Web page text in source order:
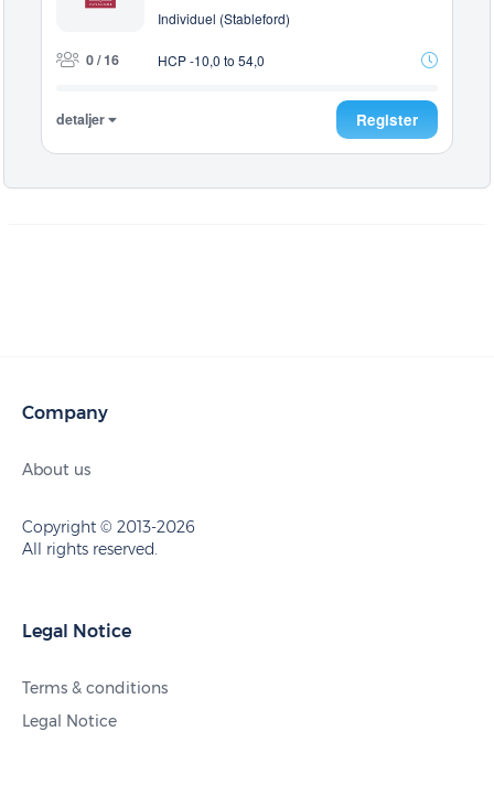
Individuel (Stableford)
0 / 16 HCP -10,0 to 54,0
detaljer Register
Company
About us
Copyright © 2013-2026
All rights reserved.
Legal Notice
Terms & conditions
Legal Notice